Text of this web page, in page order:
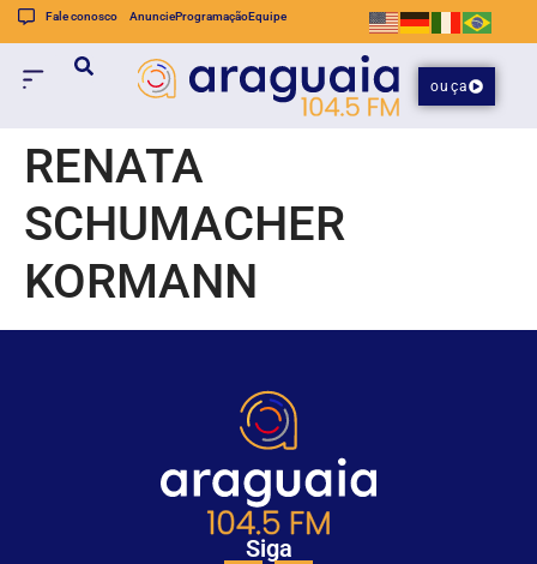
Fale conosco AnuncieProgramaçãoEquipe
ouça
RENATA
SCHUMACHER
KORMANN
Siga